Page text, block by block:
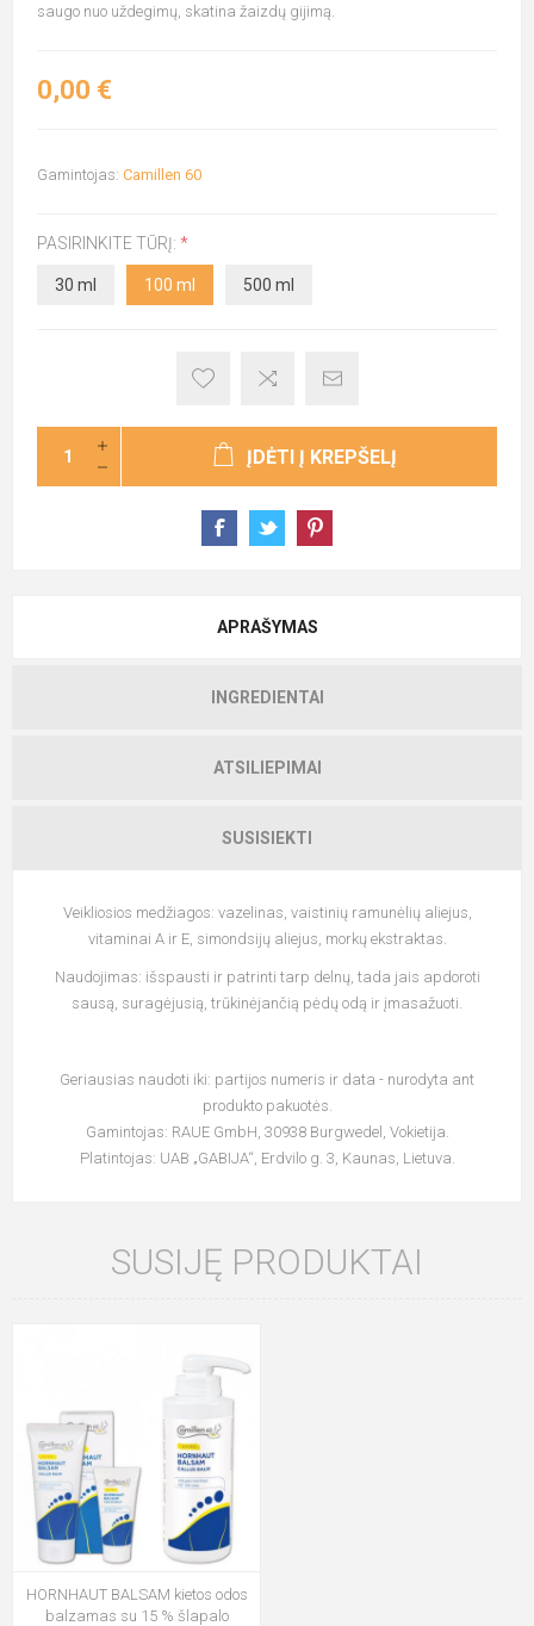
saugo nuo uždegimų, skatina žaizdų gijimą.
0,00 €
Gamintojas: Camillen 60
PASIRINKITE TŪRĮ: *
30 ml 100 ml 500 ml
ĮDĖTI Į KREPŠELĮ
APRAŠYMAS
INGREDIENTAI
ATSILIEPIMAI
SUSISIEKTI
Veikliosios medžiagos: vazelinas, vaistinių ramunėlių aliejus,
vitaminai A ir E, simondsijų aliejus, morkų ekstraktas.
Naudojimas: išspausti ir patrinti tarp delnų, tada jais apdoroti
sausą, suragėjusią, trūkinėjančią pėdų odą ir įmasažuoti.
Geriausias naudoti iki: partijos numeris ir data - nurodyta ant
produkto pakuotės.
Gamintojas: RAUE GmbH, 30938 Burgwedel, Vokietija.
Platintojas: UAB „GABIJA“, Erdvilo g. 3, Kaunas, Lietuva.
SUSIJĘ PRODUKTAI
HORNHAUT BALSAM kietos odos
balzamas su 15 % šlapalo